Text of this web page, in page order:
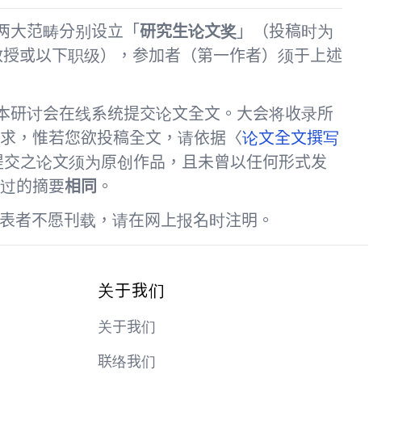
大范畴分别设立「研究生论文奖」（投稿时为
或以下职级），参加者（第一作者）须于上述
讨会在线系统提交论文全文。大会将收录所
，惟若您欲投稿全文，请依据〈论文全文撰写
交之论文须为原创作品，且未曾以任何形式发
的摘要相同 。
者不愿刊载，请在网上报名时注明。
关于我们
关于我们
联络我们